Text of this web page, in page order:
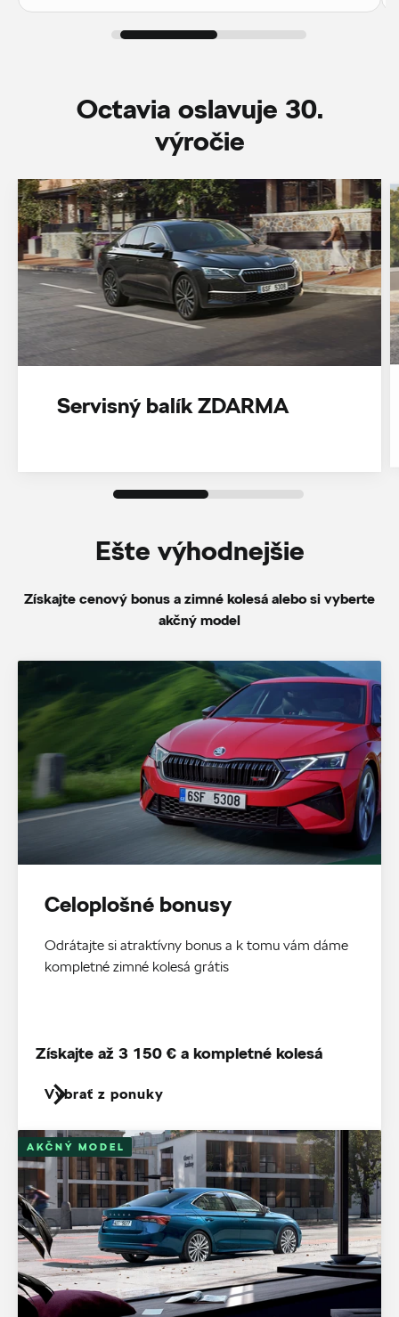
Octavia oslavuje 30.
‎výročie
Servisný balík ZDARMA
Ešte výhodnejšie
Získajte cenový bonus a zimné kolesá alebo si vyberte
akčný model
Celoplošné bonusy
Odrátajte si atraktívny bonus a k tomu vám dáme
kompletné zimné kolesá grátis
Vybrať z ponuky
Získajte až 3 150 € a kompletné kolesá
AKČNÝ MODEL